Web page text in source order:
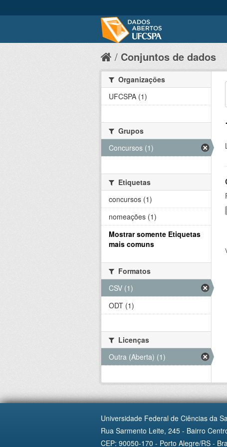
Conjuntos de dados
Organizações
UFCSPA (1)
Grupos
Concursos (1)
Etiquetas
concursos (1)
nomeações (1)
Mostrar somente Etiquetas
mais comuns
Formatos
CSV (1)
ODT (1)
Licenças
Outra (Aberta) (1)
Universidade Federal de Ciências da
Rua Sarmento Leite, 245 - Bairro
CEP: 90050-170 - Porto Alegre/RS -